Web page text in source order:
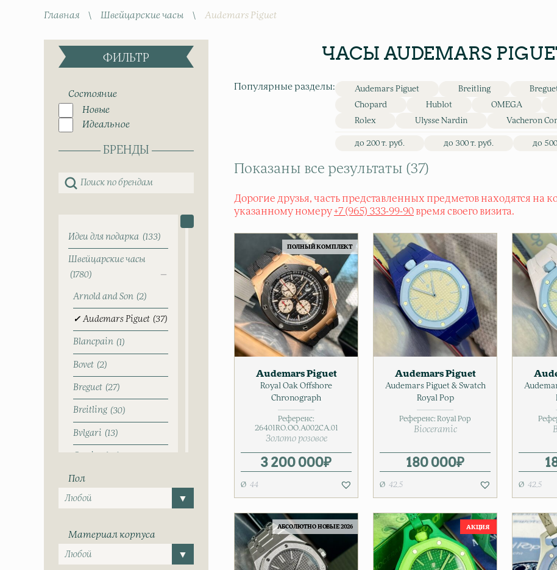
Главная \ Швейцарские часы \ Audemars Piguet
ФИЛЬТР
Состояние
Идеальное
Новые
БРЕНДЫ
Идеи для подарка 133
Швейцарские часы
1780
Arnold and Son 2
Audemars Piguet 37
Blancpain 1
Bovet 2
Breguet 27
Breitling 30
Bvlgari 13
Chopard
CVSTOS
Пол
Материал корпуса
ЧАСЫ AUDEMARS
Популярные разделы: Audemars Piguet Breitling
Chopard
Hublot OMEGA
Rolex
Ulysse Nardin Vacheron
до 200 т. руб. до 300 т. руб. до
Показаны все результаты (37)
Дорогие друзья, часть представленных предметов находятся на
указанному номеру+7 (965) 333-99-90 время своего визита.
ПОЛНЫЙ КОМПЛЕКТ
Audemars Piguet
Royal Oak Offshore
Chronograph
Референс:
26401RO.OO.A002CA.01
Золото розовое
3 200 000₽
44
Audemars Piguet
Audemars Piguet & Swatch
Royal Pop
Референс: Royal Pop
Bioceramic
180 000₽
42,5 42,5
АБСОЛЮТНО НОВЫЕ 2026